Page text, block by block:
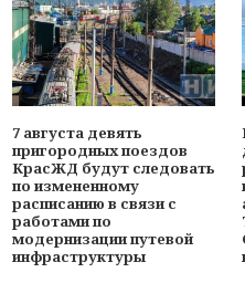
7 августа девять
пригородных поездов
КрасЖД будут следовать
по измененному
расписанию в связи с
работами по
модернизации путевой
инфраструктуры